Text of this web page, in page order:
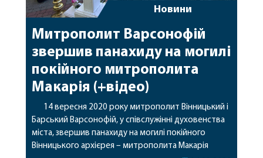
Новини
Митрополит Варсонофій
звершив панахиду на могилі
покійного митрополита
Макарія (+відео)
14 вересня 2020 року митрополит Вінницький і
Барський Варсонофій, у співслужінні духовенства
міста, звершив панахиду на могилі покійного
Вінницького архієрея – митрополита Макарія